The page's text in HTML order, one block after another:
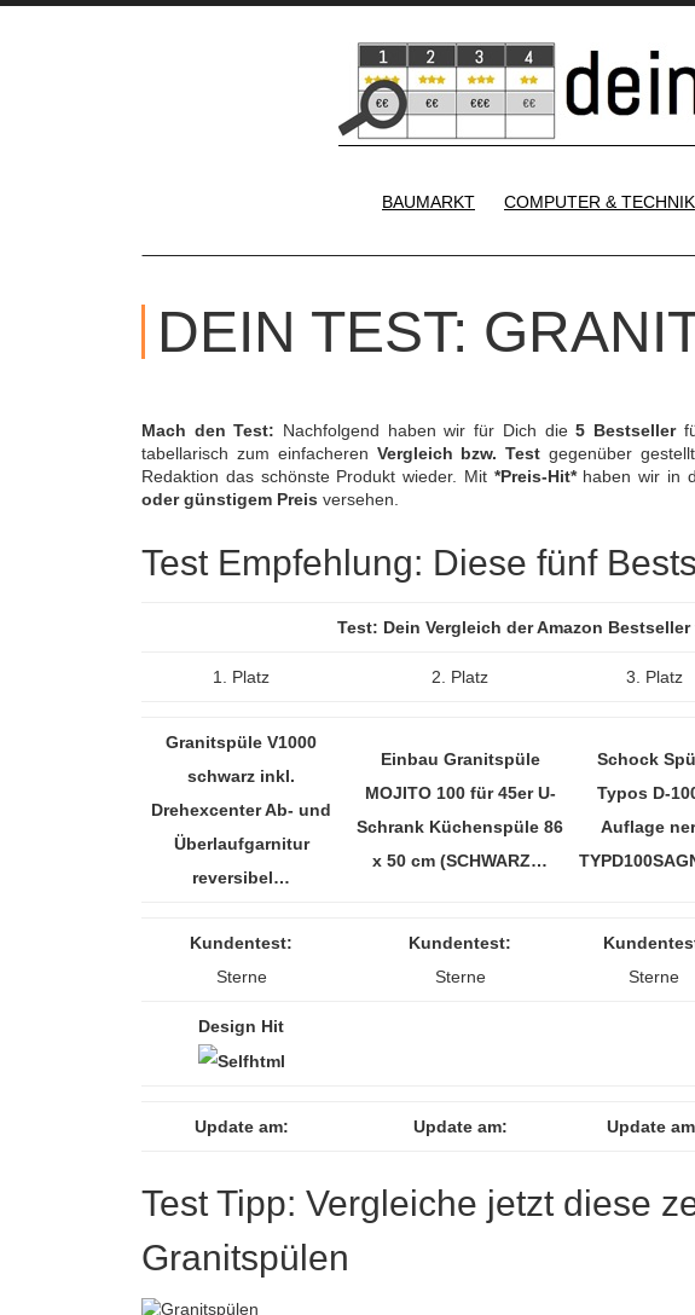
BAUMARKT
COMPUTER & TECHNIK
DEIN TEST:
Mach den Test: Nachfolgend haben wir für Dich die5 Bestseller
tabellarisch zum einfacheren Vergleich bzw. Test gegenüber
Redaktion das schönste Produkt wieder. Mit *Preis-Hit*haben wir in
oder günstigem Preis versehen.
Test Empfehlung: Diese fünf
Test: Dein Vergleich der Amazon
1. Platz 2. Platz 3. Platz
Granitspüle V1000
schwarz inkl.
Drehexcenter Ab- und
Überlaufgarnitur
reversibel…
Einbau Granitspüle
MOJITO 100 für 45er U-
Schrank Küchenspüle 86
x 50 cm (SCHWARZ…
Schock
Typos D-
Auflage
Kundentest:
Sterne
Kundentest:
Sterne
Sterne
Design Hit
Update am: Update am: Update
Test Tipp: Vergleiche jetzt diese
Granitspülen